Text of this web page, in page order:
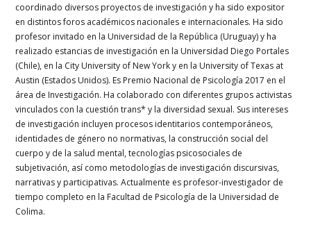
coordinado diversos proyectos de investigación y ha sido expositor
en distintos foros académicos nacionales e internacionales. Ha sido
profesor invitado en la Universidad de la República (Uruguay) y ha
realizado estancias de investigación en la Universidad Diego Portales
(Chile), en la City University of New York y en la University of Texas at
Austin (Estados Unidos). Es Premio Nacional de Psicología 2017 en el
área de Investigación. Ha colaborado con diferentes grupos activistas
vinculados con la cuestión trans* y la diversidad sexual. Sus intereses
de investigación incluyen procesos identitarios contemporáneos,
identidades de género no normativas, la construcción social del
cuerpo y de la salud mental, tecnologías psicosociales de
subjetivación, así como metodologías de investigación discursivas,
narrativas y participativas. Actualmente es profesor-investigador de
tiempo completo en la Facultad de Psicología de la Universidad de
Colima.